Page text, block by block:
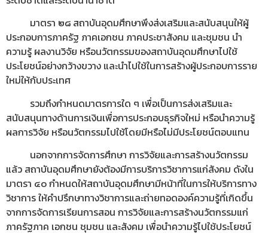
มาตรา ๒๘ สถาบันอุดมศึกษาพึงส่งเสริมและสนับสนุนให้ผู้
ประกอบการภาครัฐ ภาคเอกชน ภาคประชาสังคม และชุมชน นำ
ความรู้ ผลงานวิจัย หรือนวัตกรรมของสถาบันอุดมศึกษาไปใช้
ประโยชน์อย่างกว้างขวาง และนำไปใช้ในการสร้างผู้ประกอบการราย
ใหม่ให้กับประเทศ
รวมถึงกำหนดมาตรการใด ๆ เพื่อเป็นการส่งเสริมและ
สนับสนุนทางด้านการเงินเพื่อการประกอบธุรกิจใหม่ หรือนำความรู้
ผลการวิจัย หรือนวัตกรรมไปใช้โดยมีหรือไม่มีประโยชน์ตอบแทน
นอกจากการจัดการศึกษา การวิจัยและการสร้างนวัตกรรม
แล้ว สถาบันอุดมศึกษายังต้องมีการบริการวิชาการแก่สังคม ดังใน
มาตรา ๔๐ กำหนดให้สถาบันอุดมศึกษามีหน้าที่ในการให้บริการทาง
วิชาการ ให้คำปรึกษาทางวิชาการและถ่ายทอดองค์ความรู้ที่เกิดขึ้น
จากการจัดการเรียนการสอน การวิจัยและการสร้างนวัตกรรมแก่
ภาครัฐภาค เอกชน ชุมชน และสังคม เพื่อนำความรู้ไปใช้ประโยชน์